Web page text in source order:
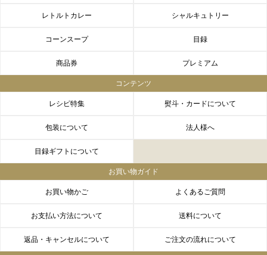
レトルトカレー シャルキュトリー
コーンスープ 目録
商品券 プレミアム
コンテンツ
レシピ特集 熨斗・カードについて
包装について 法人様へ
目録ギフトについて
お買い物ガイド
お買い物かご よくあるご質問
お支払い方法について 送料について
返品・キャンセルについて ご注文の流れについて